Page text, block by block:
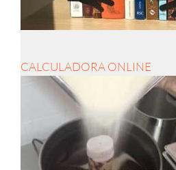
CALCULADORA ONLINE